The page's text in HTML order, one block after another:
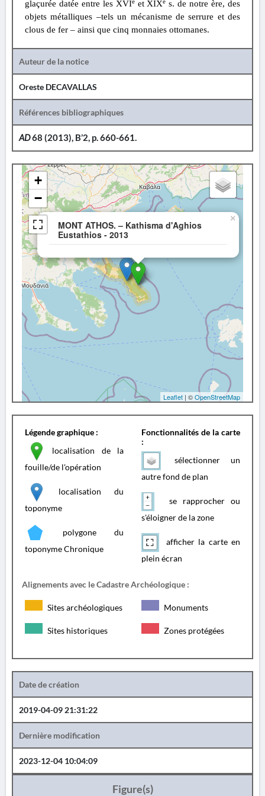
glaçurée datée entre les XVI et XIX s. de notre ère, des
objets métalliques –tels un mécanisme de serrure et des
clous de fer – ainsi que cinq monnaies ottomanes.
Auteur de la notice
Oreste DECAVALLAS
Références bibliographiques
AD68 (2013), B’2, p. 660-661.
MONT ATHOS. – Kathisma d'Aghios
Eustathios - 2013
×
+
−
Leaflet | ©OpenStreetMap
Légende graphique :
localisation de la
fouille/de l'opération
localisation du
toponyme
polygone du
toponyme Chronique
Fonctionnalités de la carte
:
sélectionner un
autre fond de plan
se rapprocher ou
s'éloigner de la zone
afficher la carte en
plein écran
Alignements avec le Cadastre Archéologique :
Sites archéologiques Monuments
Sites historiques Zones protégées
Date de création
2019-04-09 21:31:22
Dernière modification
2023-12-04 10:04:09
Figure(s)